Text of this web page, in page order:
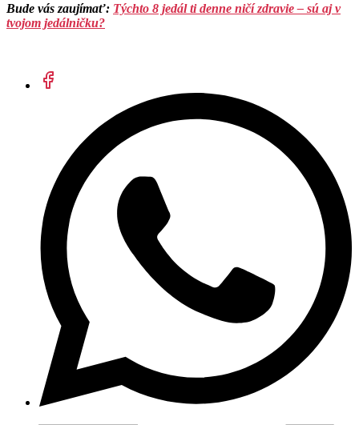
Bude vás zaujímať: Týchto 8 jedál ti denne ničí zdravie – sú aj v
tvojom jedálničku?